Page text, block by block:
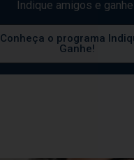
Indique amigos e
Conheça o programa
Ganhe!